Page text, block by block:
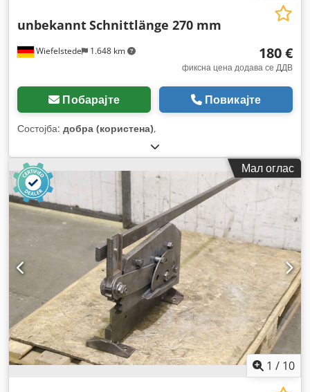
Wiefelstede 1.648 km
unbekanntSchnittlänge 270 mm
180 €
фиксна цена додава се ДДВ
Побарајте Повикајте
Состојба: добра (користена),
Мал оглас
1 / 10